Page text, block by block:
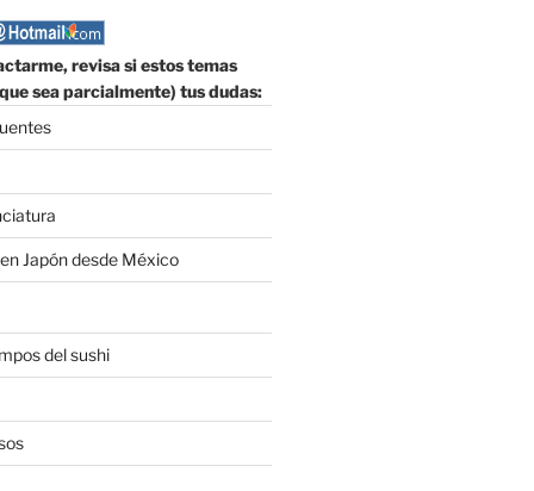
revisa si estos temas
sea parcialmente) tus dudas:
Japón desde México
del sushi